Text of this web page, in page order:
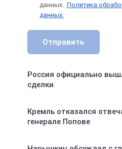
данных. Политика
данных.
Отправить
Россия официально
сделки
Кремль отказался
генерале Попове